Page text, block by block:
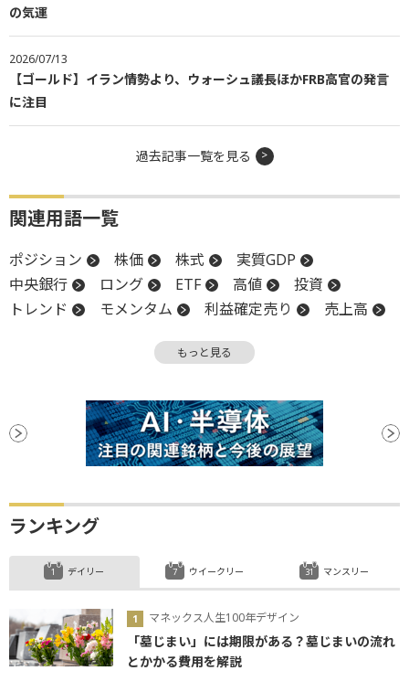
の気運
2026/07/13
【ゴールド】イラン情勢より、ウォーシュ議長ほかFRB高官の発言
に注目
過去記事一覧を見る
関連用語一覧
ポジション 株価 株式
実質GDP
中央銀行
ロング ETF 高値
投資
トレンド
モメンタム 利益確定売り
売上高
投資信託 反発
下方修正 関税
個人消費
個人消費支出
下値 週足 上場
GDP
続伸 続落 月足
DR
もっと見る
ランキング
デイリー
マネックス人生100年デザイン
「墓じまい」には期限がある？墓じまいの流れ
とかかる費用を解説
ウイークリー マンスリー